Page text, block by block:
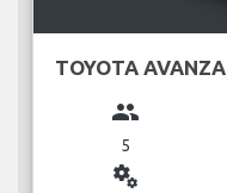
TOYOTA AVANZA
group
5
miscellaneous_services